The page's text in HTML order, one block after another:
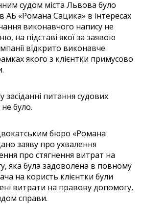
судом міста Львова було
АБ «Романа Сацика» в інтересах
виконавчого напису не
на підставі якої за заявою
відкрито виконавче
якого з клієнтки примусово
питання судових
було.
бюро «Романа
заяву про ухвалення
про стягнення витрат на
яка була задоволена в повному
на користь клієнтки були
витрати на правову допомогу,
справи.